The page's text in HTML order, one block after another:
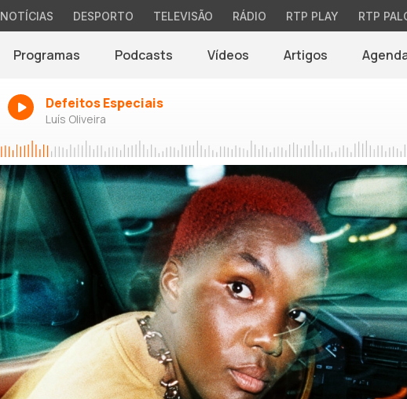
NOTÍCIAS DESPORTO TELEVISÃO RÁDIO RTP PLAY RTP
Programas Podcasts Vídeos Artigos
Defeitos Especiais
Luís Oliveira